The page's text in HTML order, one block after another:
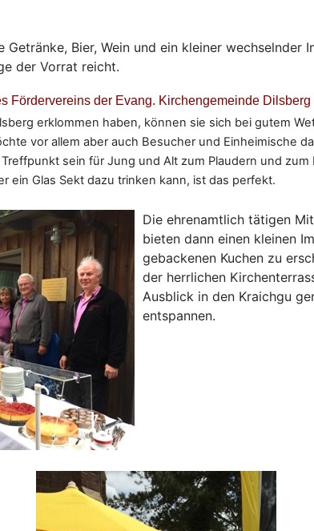
Bier, Wein und ein kleiner wechselnder
der Vorrat reicht.
Fördervereins der Evang. Kirchengemeinde
erklommen haben, können sie sich bei gutem
vor allem aber auch Besucher und Einheimische
sein für Jung und Alt zum Plaudern und
ein Glas Sekt dazu trinken kann, ist das perfekt.
Die ehrenamtlich tätigen
bieten dann einen kleinen
gebackenen Kuchen zu
der herrlichen
Ausblick in den Kraichgu
entspannen.